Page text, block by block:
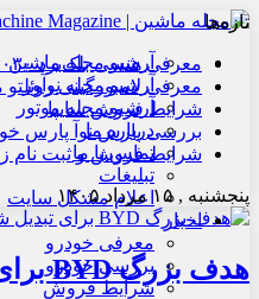
آرشیو مجله ماشین
آرشیو مجله نوآور
آرشیو مجله موتور
درباره ما
تماس با ما
تبلیغات
اعلام مشکل سایت
اخبار
معرفی خودرو
بررسی خودرو
شرایط فروش
تازه‌ها
معرفی هنسی بلک‌برد ۲۰۳۰: بازگشت دنیای آنالوگ
معرفی لامبورگینی روئلتو میورا ۶۰ هومج ۲۰۲۶:
شرایط فروش سایپا
بررسی پارس نوآ پارس
شرایط فروش و ثبت نام
پنجشنبه , ۱۵ مرداد ۱۴۰۵
هدف بزرگ BYD برای تبدیل شدن به بزرگ‌ترین خودروساز جهان